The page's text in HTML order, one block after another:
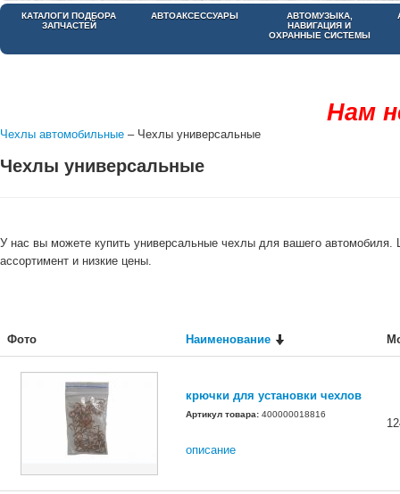
КАТАЛОГИ ПОДБОРА
ЗАПЧАСТЕЙ
АВТОАКСЕССУАРЫ
АВТОМУЗЫКА,
НАВИГАЦИЯ И
ОХРАННЫЕ СИСТЕМЫ
Нам
Чехлы автомобильные – Чехлы универсальные
Чехлы универсальные
У нас вы можете купить универсальные чехлы для вашего автомобиля.
ассортимент и низкие цены.
Фото Наименование
крючки для установки чехлов
Артикул товара: 400000018816
описание